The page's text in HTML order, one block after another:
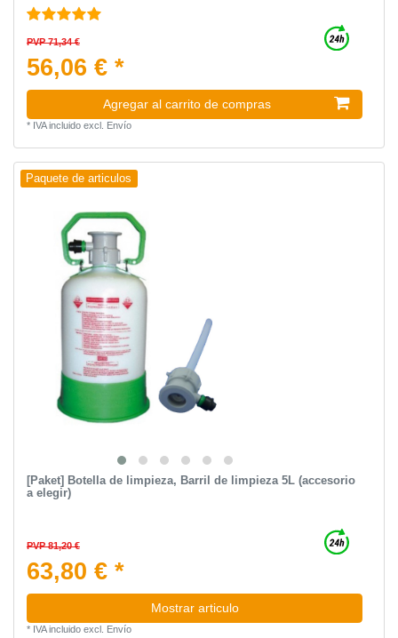
PVP 71,34 €
56,06 € *
Agregar al carrito de compras
* IVA incluidoexcl. Envío
Paquete de articulos
[Paket] Botella de limpieza, Barril de limpieza 5L (accesorio
a elegir)
PVP 81,20 €
63,80 € *
Mostrar articulo
* IVA incluidoexcl. Envío